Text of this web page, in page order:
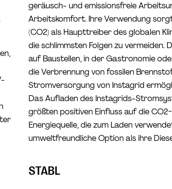
geräusch- und emissionsfreie
Arbeitskomfort. Ihre Verwendung
(CO2) als Haupttreiber des globalen
die schlimmsten Folgen zu vermeiden.
auf Baustellen, in der Gastronomie
die Verbrennung von fossilen
Stromversorgung von Instagrid
Das Aufladen des Instagrids-
größten positiven Einfluss auf die
Energiequelle, die zum Laden
umweltfreundliche Option als ihre
STABL